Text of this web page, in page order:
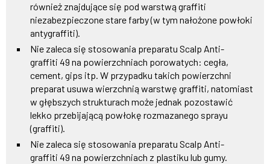
również znajdujące się pod warstwą graffiti
niezabezpieczone stare farby (w tym nałożone powłoki
antygraffiti).
Nie zaleca się stosowania preparatu Scalp Anti-
graffiti 49 na powierzchniach porowatych: cegła,
cement, gips itp. W przypadku takich powierzchni
preparat usuwa wierzchnią warstwę graffiti, natomiast
w głębszych strukturach może jednak pozostawić
lekko przebijającą powłokę rozmazanego sprayu
(graffiti).
Nie zaleca się stosowania preparatu Scalp Anti-
graffiti 49 na powierzchniach z plastiku lub gumy.